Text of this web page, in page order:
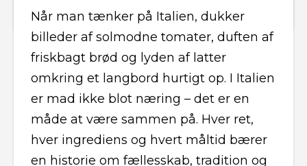
Når man tænker på Italien, dukker
billeder af solmodne tomater, duften af
friskbagt brød og lyden af latter
omkring et langbord hurtigt op. I Italien
er mad ikke blot næring – det er en
måde at være sammen på. Hver ret,
hver ingrediens og hvert måltid bærer
en historie om fællesskab, tradition og